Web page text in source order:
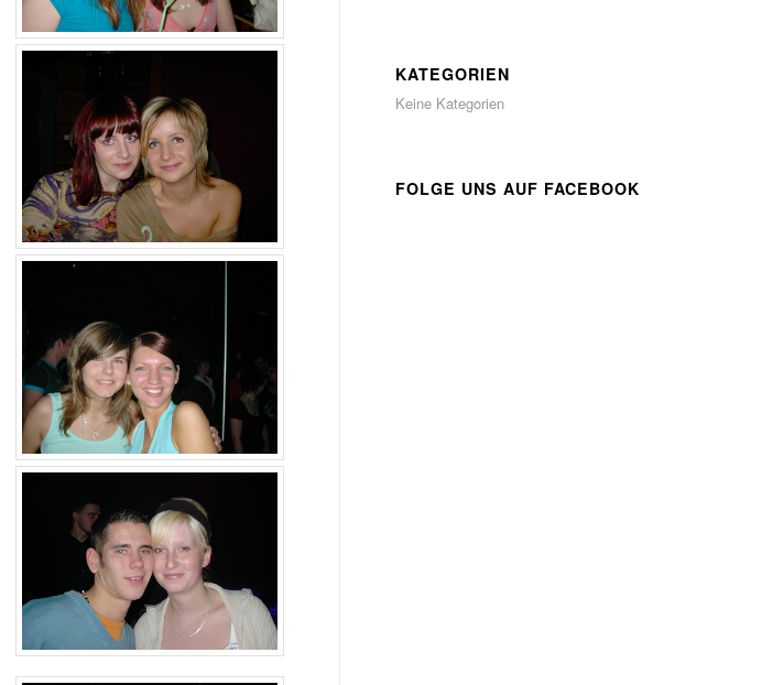
KATEGORIEN
Keine Kategorien
FOLGE UNS AUF FACEBOOK